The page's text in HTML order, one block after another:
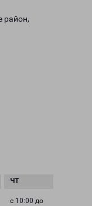
район,
с 10:00 до